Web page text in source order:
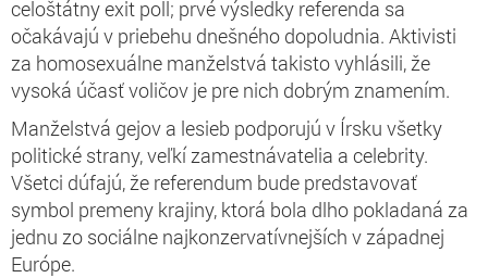
celoštátny exit poll; prvé výsledky referenda sa
očakávajú v priebehu dnešného dopoludnia. Aktivisti
za homosexuálne manželstvá takisto vyhlásili, že
vysoká účasť voličov je pre nich dobrým znamením.
Manželstvá gejov a lesieb podporujú v Írsku všetky
politické strany, veľkí zamestnávatelia a celebrity.
Všetci dúfajú, že referendum bude predstavovať
symbol premeny krajiny, ktorá bola dlho pokladaná za
jednu zo sociálne najkonzervatívnejších v západnej
Európe.